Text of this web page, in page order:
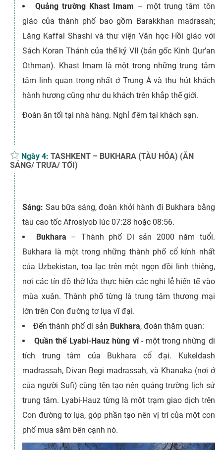
Quảng trường Khast Imam – một trung tâm tôn
giáo của thành phố bao gồm Barakkhan madrasah;
Lăng Kaffal Shashi và thư viện Văn học Hồi giáo với
Sách Koran Thánh của thế kỷ VII (bản gốc Kinh Qur'an
Othman). Khast Imam là một trong những trung tâm
tâm linh quan trọng nhất ở Trung Á và thu hút khách
hành hương cũng như du khách trên khắp thế giới.
Đoàn ăn tối tại nhà hàng. Nghỉ đêm tại khách sạn.
Ngày 4:TASHKENT – BUKHARA (TÀU HỎA) (ĂN
SÁNG/ TRƯA/ TỐI)
Sáng: Sau bữa sáng, đoàn khởi hành đi Bukhara bằng
tàu cao tốc Afrosiyob lúc 07:28 hoặc 08:56.
Bukhara – Thành phố Di sản 2000 năm tuổi.
Bukhara là một trong những thành phố cổ kính nhất
của Uzbekistan, tọa lạc trên một ngọn đồi linh thiêng,
nơi các tín đồ thờ lửa thực hiện các nghi lễ hiến tế vào
mùa xuân. Thành phố từng là trung tâm thương mại
lớn trên Con đường tơ lụa vĩ đại.
Đến thành phố di sản Bukhara, đoàn thăm quan:
Quần thể Lyabi-Hauz hùng vĩ- một trong những di
tích trung tâm của Bukhara cổ đại. Kukeldash
madrassah, Divan Begi madrassah, và Khanaka (nơi ở
của người Sufi) cùng tên tạo nên quảng trường lịch sử
trung tâm. Lyabi-Hauz từng là một trạm giao dịch trên
Con đường tơ lụa, góp phần tạo nên vị trí của một con
phố mua sắm bên cạnh nó.